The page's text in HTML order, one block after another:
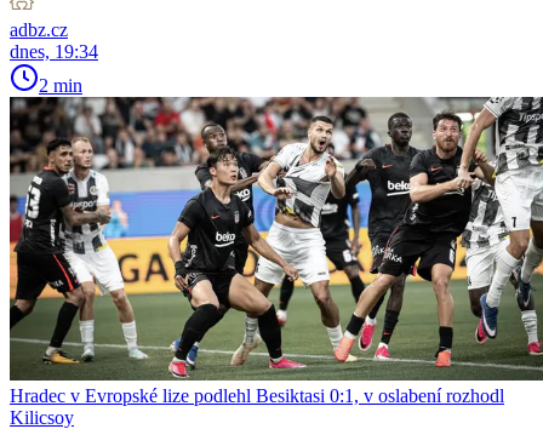
adbz.cz
dnes, 19:34
2 min
Hradec v Evropské lize podlehl Besiktasi 0:1, v oslabení rozhodl
Kilicsoy